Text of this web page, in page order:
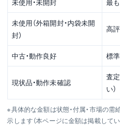
未使用（外箱開封・内袋未開
封）
高
中古・動作良好 標
現状品・動作未確認
査
い）
※具体的な金額は状態・付属・市場の需
示します（本ページに金額は掲載してい